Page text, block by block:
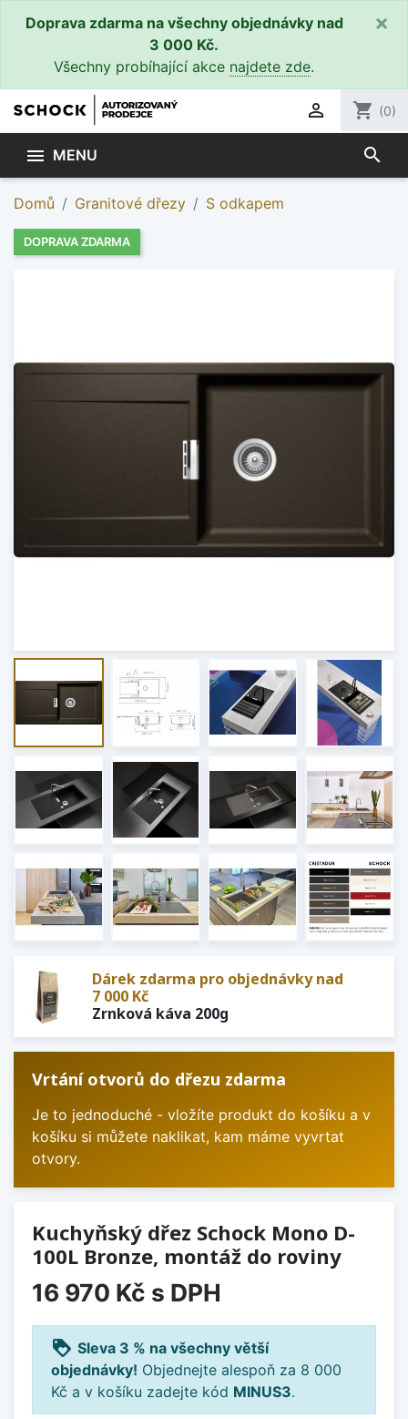
Doprava zdarma na všechny objednávky nad
3 000 Kč.
Všechny probíhající akce najdete zde.
×
 shopping_cart (0)
 MENU search
Domů Granitové dřezy S odkapem
DOPRAVA ZDARMA
Dárek zdarma pro objednávky nad
7 000 Kč
Zrnková káva 200g
Vrtání otvorů do dřezu zdarma
Je to jednoduché - vložíte produkt do košíku a v
košíku si můžete naklikat, kam máme vyvrtat
otvory.
Kuchyňský dřez Schock Mono D-
100L Bronze, montáž do roviny
16 970 Kč s DPH
loyalty Sleva 3 % na všechny větší
objednávky! Objednejte alespoň za 8 000
Kč a v košíku zadejte kód MINUS3.